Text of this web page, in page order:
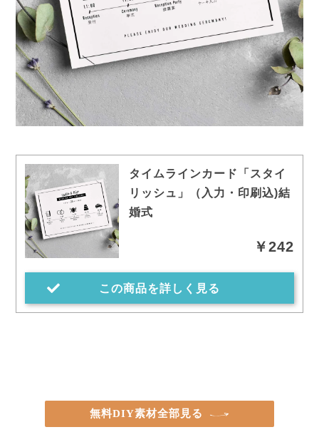
タイムラインカード「スタイ
リッシュ」（入力・印刷込)結
婚式
￥242
この商品を詳しく見る
無料DIY素材全部見る